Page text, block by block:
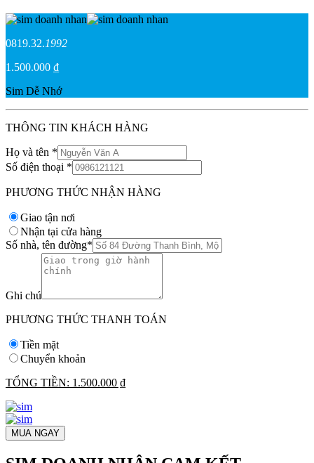
0819.32.1992
1.500.000 ₫
Sim Dễ Nhớ
THÔNG TIN KHÁCH HÀNG
Họ và tên *
Số điện thoại *
PHƯƠNG THỨC NHẬN HÀNG
Giao tận nơi
Nhận tại cửa hàng
Số nhà, tên đường*
Ghi chú
PHƯƠNG THỨC THANH TOÁN
Tiền mặt
Chuyển khoản
TỔNG TIỀN: 1.500.000 ₫
MUA NGAY